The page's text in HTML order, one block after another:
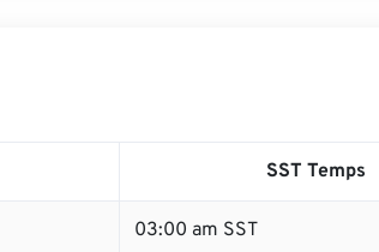
SST Temps
03:00 am SST